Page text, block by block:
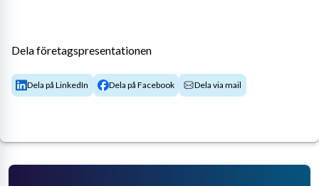
Dela företagspresentationen
Dela på LinkedIn Dela på Facebook Dela via mail